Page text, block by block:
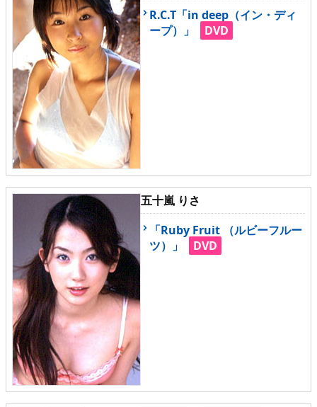
▶よくあるご質問
▶ 会社概要
▶ お問い合わせフォーム
R.C.T「in deep（イン・ディ
ープ）」
DVD
五十嵐 りさ
「Ruby Fruit （ルビーフルー
ツ）」
DVD